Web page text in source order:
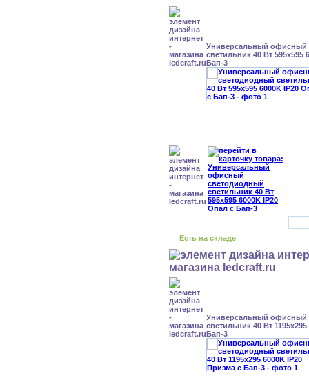
Универсальный офисный
светильник 40 Вт 595x595
Бап-3
Есть на складе
Универсальный офисный
светильник 40 Вт
Бап-3